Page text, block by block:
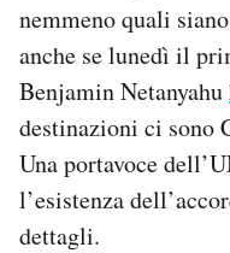
nemmeno quali
anche se lunedì il
Benjamin Netanyahu
destinazioni ci sono
Una portavoce
l’esistenza
dettagli.